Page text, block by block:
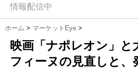
情報配信中
ホーム > マーケットEye >
映画「ナポレオン」と
フィーヌの見直しと、